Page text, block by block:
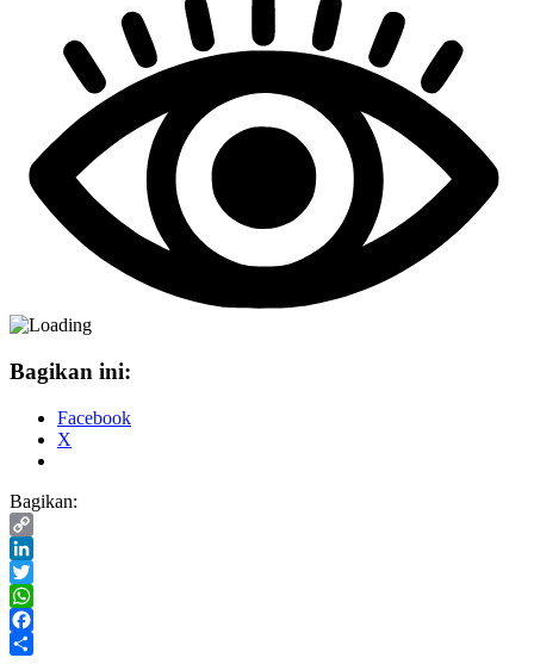
Bagikan ini:
Facebook
X
Bagikan:
Copy
Link
LinkedIn
Twitter
WhatsApp
Facebook